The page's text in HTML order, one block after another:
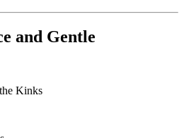
and Gentle
Kinks